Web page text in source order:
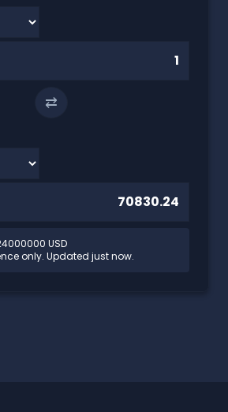
⇄
USD
only. Updated just now.